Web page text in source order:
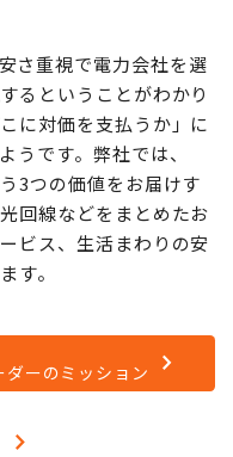
さ重視で電力会社を選
るということがわかり
に対価を支払うか」に
うです。弊社では、
3つの価値をお届けす
回線などをまとめたお
ビス、生活まわりの安
す。
ーのミッション